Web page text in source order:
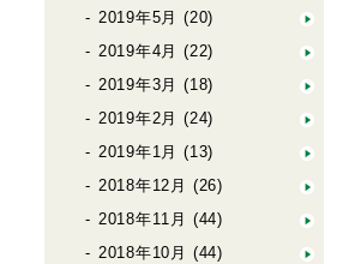
2019年5月 (20)
2019年4月 (22)
2019年3月 (18)
2019年2月 (24)
2019年1月 (13)
2018年12月 (26)
2018年11月 (44)
2018年10月 (44)